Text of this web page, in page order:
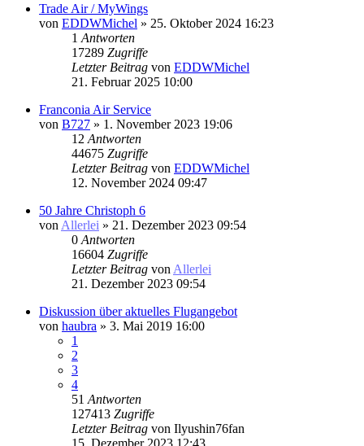
Trade Air / MyWings
von EDDWMichel » 25. Oktober 2024 16:23
1 Antworten
17289 Zugriffe
Letzter Beitrag von EDDWMichel
21. Februar 2025 10:00
Franconia Air Service
von B727 » 1. November 2023 19:06
12 Antworten
44675 Zugriffe
Letzter Beitrag von EDDWMichel
12. November 2024 09:47
50 Jahre Christoph 6
von Allerlei » 21. Dezember 2023 09:54
0 Antworten
16604 Zugriffe
Letzter Beitrag von Allerlei
21. Dezember 2023 09:54
Diskussion über aktuelles Flugangebot
von haubra » 3. Mai 2019 16:00
1
2
3
4
51 Antworten
127413 Zugriffe
Letzter Beitrag von Ilyushin76fan
15. Dezember 2023 12:43